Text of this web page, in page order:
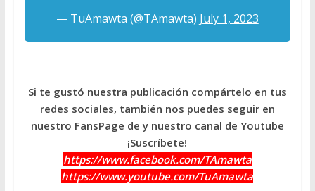
— TuAmawta (@TAmawta) July 1, 2023
Si te gustó nuestra publicación compártelo en tus
redes sociales, también nos puedes seguir en
nuestro FansPage de y nuestro canal de Youtube
¡Suscríbete!
https://www.facebook.com/TAmawta
https://www.youtube.com/TuAmawta